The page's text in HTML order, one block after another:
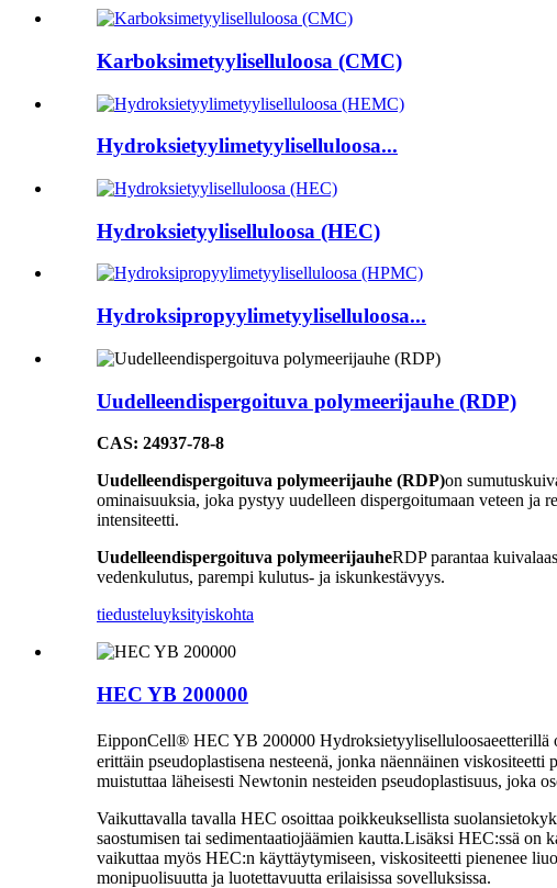
Karboksimetyyliselluloosa (CMC)
Hydroksietyylimetyyliselluloosa...
Hydroksietyyliselluloosa (HEC)
Hydroksipropyylimetyyliselluloosa...
Uudelleendispergoituva polymeerijauhe (RDP)
CAS: 24937-78-8
Uudelleendispergoituva polymeerijauhe (RDP)on
ominaisuuksia, joka pystyy uudelleen dispergoitumaan veteen ja
intensiteetti.
Uudelleendispergoituva polymeerijauheRDP parantaa
vedenkulutus, parempi kulutus- ja iskunkestävyys.
tiedusteluyksityiskohta
HEC YB 200000
EipponCell® HEC YB 200000 Hydroksietyyliselluloosaeetterillä
erittäin pseudoplastisena nesteenä, jonka näennäinen
muistuttaa läheisesti Newtonin nesteiden pseudoplastisuus, joka
Vaikuttavalla tavalla HEC osoittaa poikkeuksellista
saostumisen tai sedimentaatiojäämien kautta.Lisäksi HEC:ssä
vaikuttaa myös HEC:n käyttäytymiseen, viskositeetti pienenee
monipuolisuutta ja luotettavuutta erilaisissa sovelluksissa.